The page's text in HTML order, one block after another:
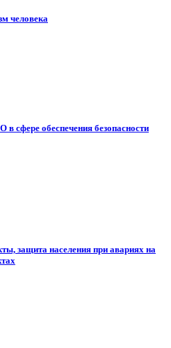
человека
сфере обеспечения безопасности
защита населения при авариях на